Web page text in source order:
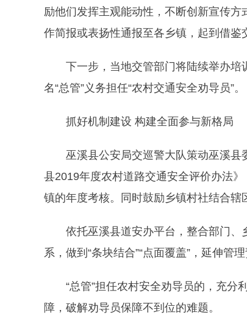
励他们发挥主观能动性，不断创新宣传
作简报或表扬性通报至各乡镇，起到借鉴
下一步，当地交管部门将陆续举办
名“总管”义务担任“农村交通安全劝导员”。
抓好机制建设 构建全面参与新格局
巫溪县公安局交巡警大队策动巫溪
县2019年度农村道路交通安全评价办法
镇的年度考核。同时鼓励乡镇村社结合辖
依托巫溪县道安办平台，整合部门
系，做到“条块结合”“点面覆盖”，延伸管
“总管”担任农村安全劝导员的，充分
障，破解劝导员保障不到位的难题。